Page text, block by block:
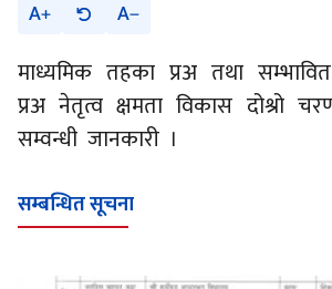
A A
माध्यमिक तहका प्रअ तथा
प्रअ नेतृत्व क्षमता विकास दोश्रो
सम्वन्धी जानकारी ।
सम्बन्धित सूचना